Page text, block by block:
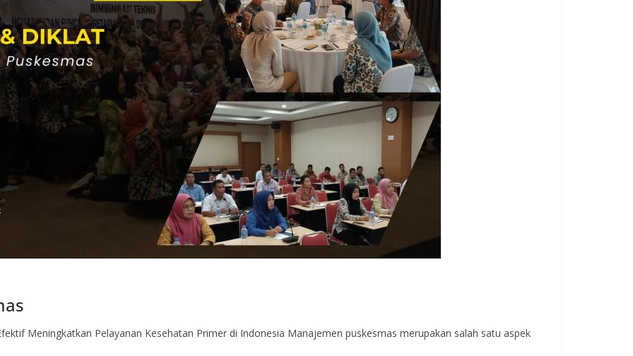
Meningkatkan Pelayanan Kesehatan Primer di Indonesia Manajemen puskesmas merupakan salah satu aspek